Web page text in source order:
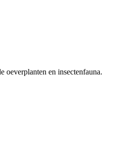
oeverplanten en insectenfauna.